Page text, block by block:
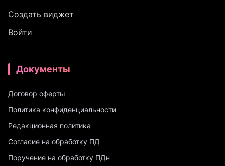
Создать виджет
Войти
Документы
Договор оферты
Политика конфиденциальности
Редакционная политика
Согласие на обработку ПД
Поручение на обработку ПДн